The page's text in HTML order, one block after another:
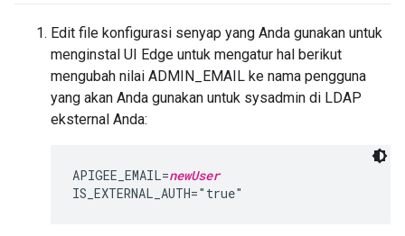
Edit file konfigurasi senyap yang Anda gunakan untuk
menginstal UI Edge untuk mengatur hal berikut
mengubah nilai ADMIN_EMAIL ke nama pengguna
yang akan Anda gunakan untuk sysadmin di LDAP
eksternal Anda:
APIGEE_EMAIL=newUser
IS_EXTERNAL_AUTH="true"